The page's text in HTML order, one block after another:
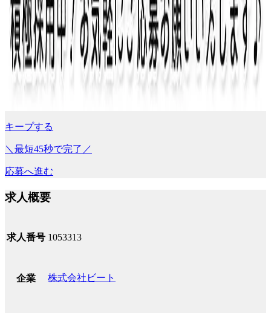
キープする
＼最短45秒で完了／
応募へ進む
求人概要
求人番号 1053313
企業 株式会社ビート